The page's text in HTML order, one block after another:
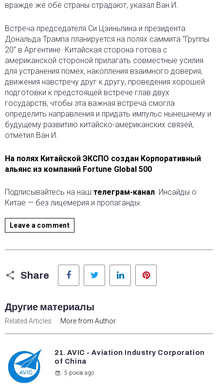
вражде же обе страны страдают, указал Ван И.
Встреча председателя Си Цзиньпина и президента
Дональда Трампа планируется на полях саммита “Группы
20” в Аргентине. Китайская сторона готова с
американской стороной прилагать совместные усилия
для устранения помех, накопления взаимного доверия,
движения навстречу друг к другу, проведения хорошей
подготовки к предстоящей встрече глав двух
государств, чтобы эта важная встреча смогла
определить направления и придать импульс нынешнему и
будущему развитию китайско-американских связей,
отметил Ван И.
На полях Китайской ЭКСПО создан Корпоративный
альянс из компаний Fortune Global 500
Подписывайтесь на наш телеграм-канал. Инсайды о
Китае — без лицемерия и пропаганды.
Leave a comment
Share
Facebook Twitter LinkedIn
Другие материалы
Related Articles More from Author
21. AVIC - Aviation Industry Corporation
of China
5 років ago